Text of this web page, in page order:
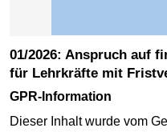
01/2026: Anspruch auf finanzielle Urlaubsabgeltung
für Lehrkräfte mit
GPR-Information
Dieser Inhalt wurde vom